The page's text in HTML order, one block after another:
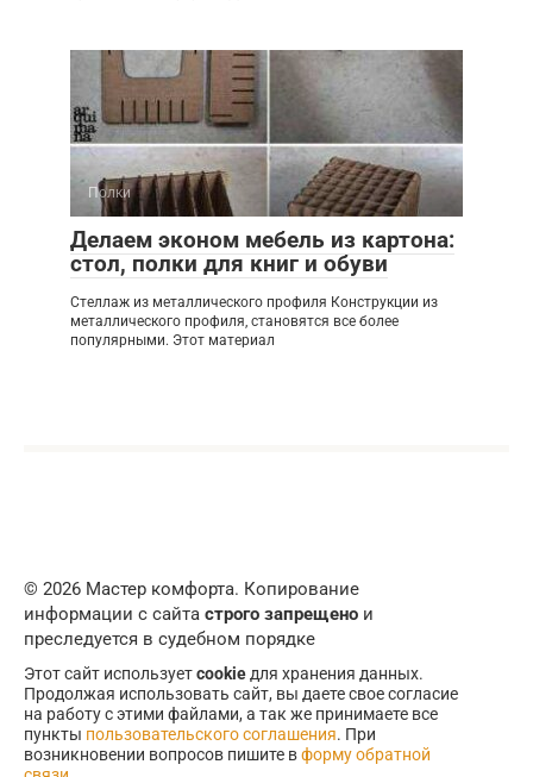
Полки
Делаем эконом мебель из картона:
стол, полки для книг и обуви
Стеллаж из металлического профиля Конструкции из
металлического профиля, становятся все более
популярными. Этот материал
© 2026 Мастер комфорта. Копирование
информации с сайта строго запрещено и
преследуется в судебном порядке
Этот сайт используетcookie для хранения данных.
Продолжая использовать сайт, вы даете свое согласие
на работу с этими файлами, а так же принимаете все
пункты пользовательского соглашения. При
возникновении вопросов пишите вформу обратной